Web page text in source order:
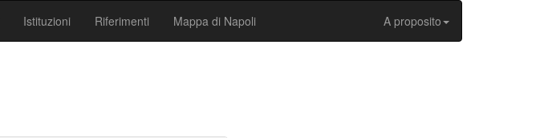
Istituzioni Riferimenti Mappa di Napoli A proposito